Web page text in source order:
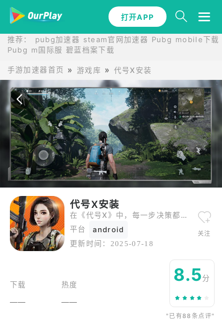
打开APP
推荐： pubg加速器 steam官网加速器 Pubg mobile下载
Pubg m国际服 碧蓝档案下载
手游加速器首页 游戏库 代号X安装
打开APP
代号X安装
在《代号X》中，每一步决策都关乎胜负。游戏强调团队配合与策略布阵，玩家需根据敌我形势灵活调整战术。丰富多样的武器装备和技能组合，让你打造独一无二的战斗风格。竞技场中，你将面对来自全球的高手挑战，感受紧张刺激的竞技氛围。无论是排兵布阵，还是精准操作，《代号X》都能满足你对策略竞技游戏的全部期待。快来证明你的战术天赋吧！
平台
android
更新时间： 2025-07-18
关注
下载
——
热度
——
8.5分
"已有88条点评"